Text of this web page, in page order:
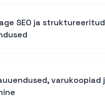
SEO ja
varukoopiad